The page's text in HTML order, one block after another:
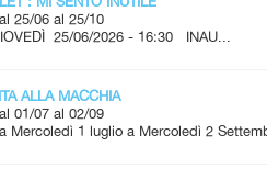
25/06 al 25/10
25/06/2026 - 16:30 INAU...
ALLA MACCHIA
01/07 al 02/09
Mercoledì 1 luglio a Mercoledì 2